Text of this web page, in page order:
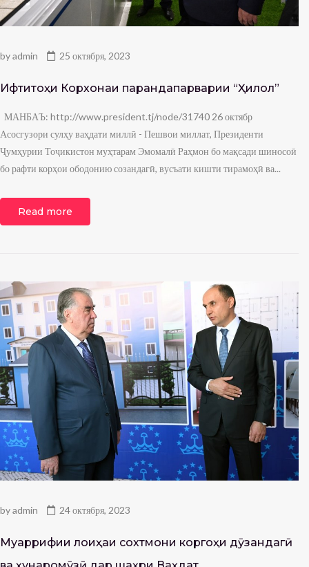
byadmin 25 октября, 2023
Ифтитоҳи Корхонаи парандапарварии “Ҳилол”
МАНБАЪ: http://www.president.tj/node/31740 26 октябр
Асосгузори сулҳу ваҳдати миллӣ - Пешвои миллат, Президенти
Ҷумҳурии Тоҷикистон муҳтарам Эмомалӣ Раҳмон бо мақсади шиносоӣ
бо рафти корҳои ободонию созандагӣ, вусъати кишти тирамоҳӣ ва...
Read more
byadmin 24 октября, 2023
Муаррифии лоиҳаи сохтмони коргоҳи дӯзандагӣ